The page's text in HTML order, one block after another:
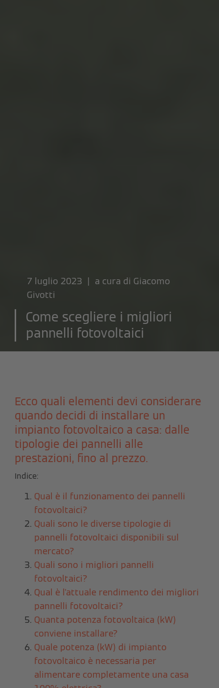
7 luglio 2023 | a cura di Giacomo
Givotti
Come scegliere i migliori
pannelli fotovoltaici
Ecco quali elementi devi considerare
quando decidi di installare un
impianto fotovoltaico a casa: dalle
tipologie dei pannelli alle
prestazioni, fino al prezzo.
Indice:
Qual è il funzionamento dei pannelli
fotovoltaici?
Quali sono le diverse tipologie di
pannelli fotovoltaici disponibili sul
mercato?
Quali sono i migliori pannelli
fotovoltaici?
Qual è l'attuale rendimento dei migliori
pannelli fotovoltaici?
Quanta potenza fotovoltaica (kW)
conviene installare?
Quale potenza (kW) di impianto
fotovoltaico è necessaria per
alimentare completamente una casa